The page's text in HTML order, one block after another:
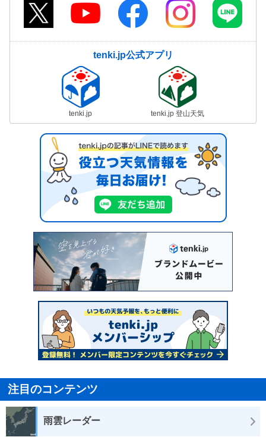
tenki.jp公式アプリ
tenki.jp tenki.jp 登山天気
注目のコンテンツ
雨雲レーダー